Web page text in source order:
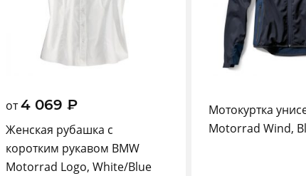
от4 069 ₽
Женская рубашка с
коротким рукавом BMW
Motorrad Logo, White/Blue
Мотокуртка
Motorrad Wind,